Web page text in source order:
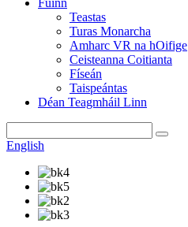
Fúinn
Teastas
Turas Monarcha
Amharc VR na hOifige
Ceisteanna Coitianta
Físeán
Taispeántas
Déan Teagmháil Linn
English